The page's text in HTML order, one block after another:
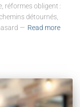
réformes obligent :
détournés,
— Read more